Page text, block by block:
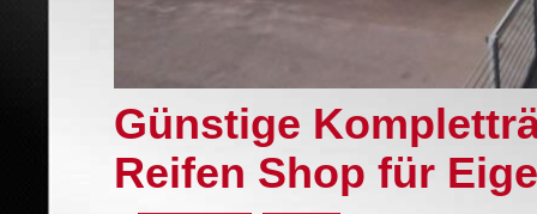
Günstige
Reifen Shop für